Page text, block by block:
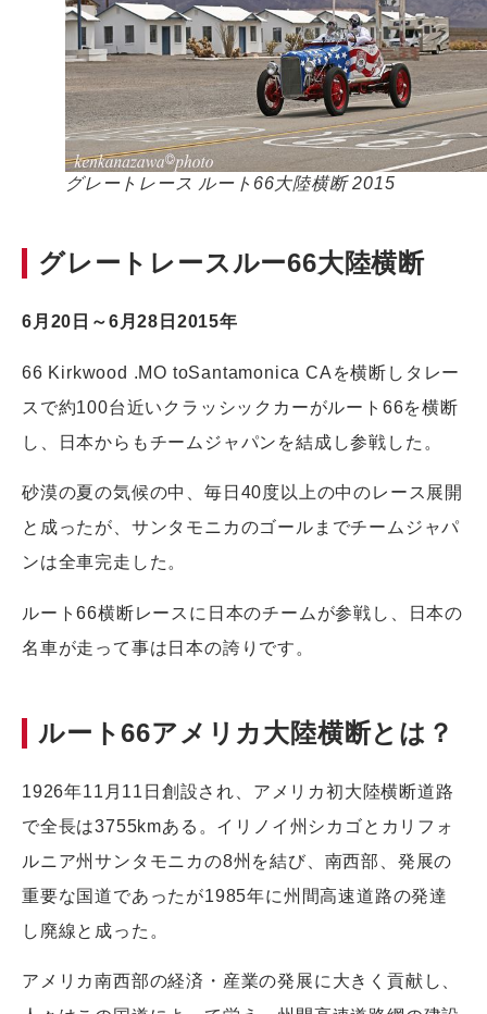
グレートレース ルート66大陸横断 2015
グレートレースルー66大陸横断
6月20日～6月28日2015年
66 Kirkwood .MO toSantamonica CAを横断しタレー
スで約100台近いクラッシックカーがルート66を横断
し、日本からもチームジャパンを結成し参戦した。
砂漠の夏の気候の中、毎日40度以上の中のレース展開
と成ったが、サンタモニカのゴールまでチームジャパ
ンは全車完走した。
ルート66横断レースに日本のチームが参戦し、日本の
名車が走って事は日本の誇りです。
ルート66アメリカ大陸横断とは？
1926年11月11日創設され、アメリカ初大陸横断道路
で全長は3755kmある。イリノイ州シカゴとカリフォ
ルニア州サンタモニカの8州を結び、南西部、発展の
重要な国道であったが1985年に州間高速道路の発達
し廃線と成った。
アメリカ南西部の経済・産業の発展に大きく貢献し、